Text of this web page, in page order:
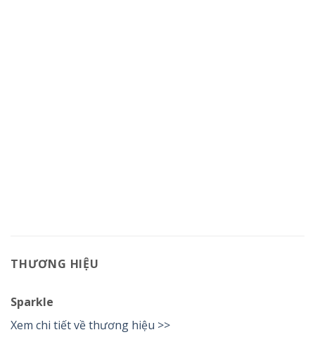
THƯƠNG HIỆU
Sparkle
Xem chi tiết về thương hiệu >>